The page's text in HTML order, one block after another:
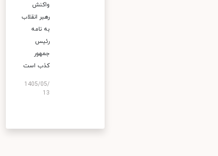
واکنش
رهبر انقلاب
به نامه
رئیس
جمهور
کذب است
1405/05/
13